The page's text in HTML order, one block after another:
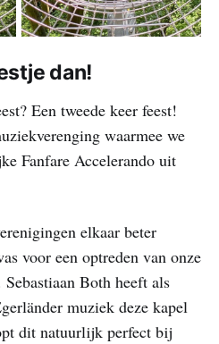
dan!
Een tweede keer feest!
waarmee we
Fanfare Accelerando uit
elkaar beter
voor een optreden van onze
Both heeft als
muziek deze kapel
dit natuurlijk perfect bij